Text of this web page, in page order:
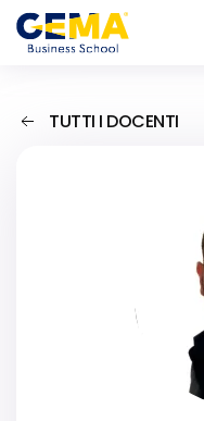
TUTTI I DOCENTI